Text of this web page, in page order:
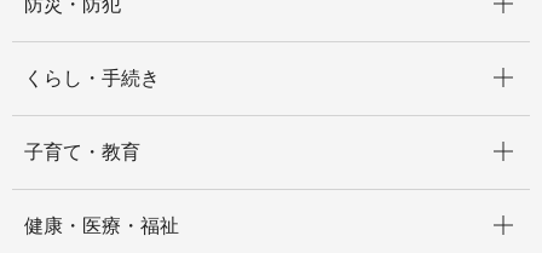
防災・防犯
くらし・手続き
子育て・教育
健康・医療・福祉